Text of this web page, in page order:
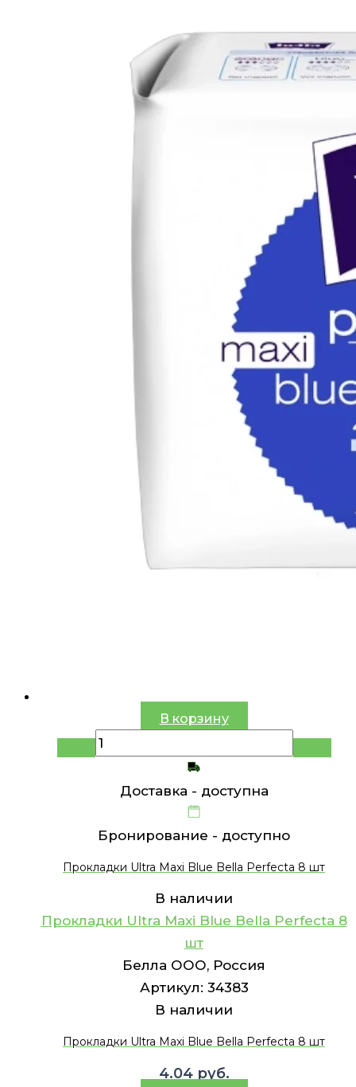
В корзину
Доставка - доступна
Бронирование - доступно
Прокладки Ultra Maxi Blue Bella Perfecta 8 шт
В наличии
Прокладки Ultra Maxi Blue Bella Perfecta 8
шт
Белла ООО, Россия
Артикул: 34383
В наличии
Прокладки Ultra Maxi Blue Bella Perfecta 8 шт
4.04 руб.